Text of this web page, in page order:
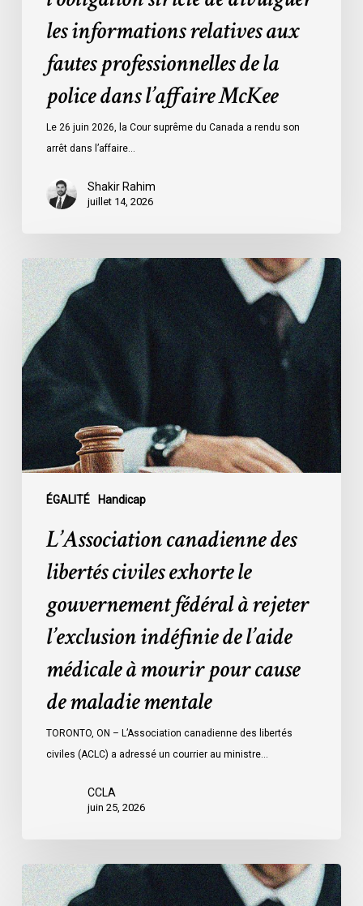
McKeeles informations relatives aux
fautes professionnelles de la
police dans l’affaire McKee
Le 26 juin 2026, la Cour suprême du Canada a rendu son
arrêt dans l’affaire…
Shakir Rahim
juillet 14, 2026
ÉGALITÉ Handicap
L’Association
canadienne
des
libertés
civiles
exhorte
le
gouvernement
fédéral
l’exclusion
l’aide
médicale
mourir
cause
maladie
mentale
L’Association canadienne des
libertés civiles exhorte le
gouvernement fédéral à rejeter
l’exclusion indéfinie de l’aide
médicale à mourir pour cause
de maladie mentale
TORONTO, ON – L’Association canadienne des libertés
civiles (ACLC) a adressé un courrier au ministre…
CCLA
juin 25, 2026
L’ACLC
témoigne